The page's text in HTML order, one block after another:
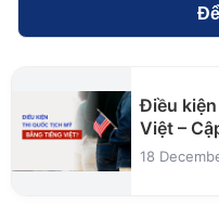
Điều
Việt –
18